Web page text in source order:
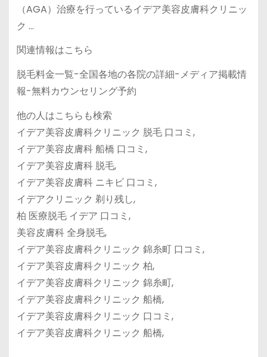
（AGA）治療を行っているイデア美容皮膚科クリニッ
ク …
関連情報はこちら
脱毛料金一覧-全国各地の各院の詳細-メディア掲載情
報-無料カウンセリング予約
他の人はこちらも検索
イデア美容皮膚科クリニック 脱毛 口コミ,
イデア美容皮膚科 船橋 口コミ,
イデア美容皮膚科 脱毛,
イデア美容皮膚科 ニキビ 口コミ,
イデアクリニック 剃り残し,
柏 医療脱毛 イデア 口コミ,
美容皮膚科 全身脱毛,
イデア美容皮膚科クリニック 錦糸町 口コミ,
イデア美容皮膚科クリニック 柏,
イデア美容皮膚科クリニック 錦糸町,
イデア美容皮膚科クリニック 船橋,
イデア美容皮膚科クリニック 口コミ,
イデア美容皮膚科クリニック 船橋,